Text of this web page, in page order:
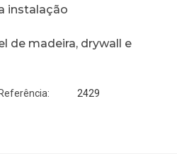
instalação
de madeira, drywall e
2429